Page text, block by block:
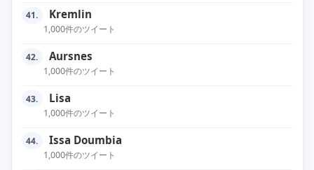
41. Kremlin
1,000件のツイート
42. Aursnes
1,000件のツイート
43. Lisa
1,000件のツイート
44. Issa Doumbia
1,000件のツイート